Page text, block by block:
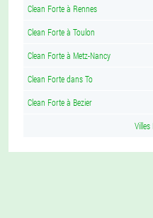
Clean Forte à Rennes
Clean Forte à Toulon
Clean Forte à Metz-Nancy
Clean Forte dans To
Clean Forte à Bezier